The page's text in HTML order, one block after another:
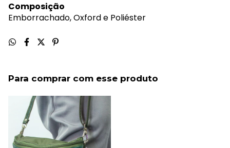
Composição
Emborrachado, Oxford e Poliéster
Para comprar com esse produto